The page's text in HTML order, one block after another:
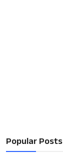
Popular Posts